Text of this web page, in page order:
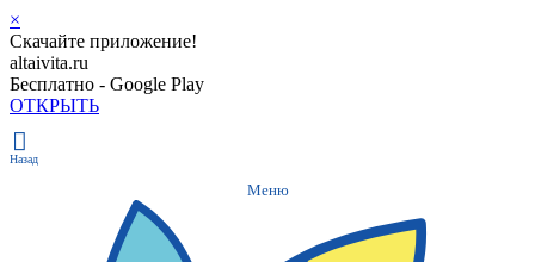
×
Скачайте приложение!
altaivita.ru
Бесплатно - Google Play
ОТКРЫТЬ
Назад
Меню